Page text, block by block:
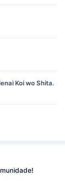
Koi wo Shita.